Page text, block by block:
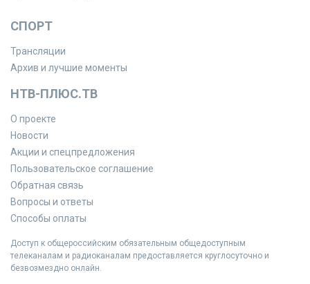
СПОРТ
Трансляции
Архив и лучшие моменты
НТВ-ПЛЮС.ТВ
О проекте
Новости
Акции и спецпредложения
Пользовательское соглашение
Обратная связь
Вопросы и ответы
Способы оплаты
Доступ к общероссийским обязательным общедоступным
телеканалам и радиоканалам предоставляется круглосуточно и
безвозмездно онлайн.